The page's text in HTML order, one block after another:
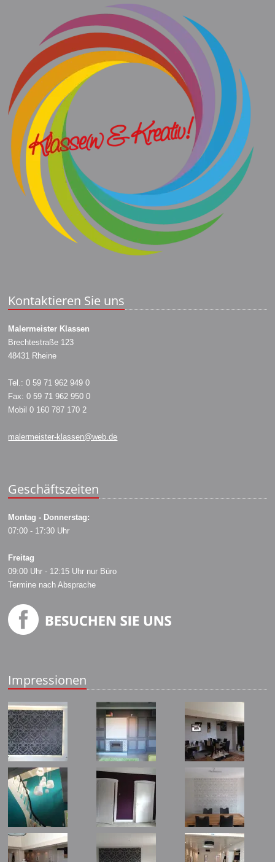
Kontaktieren Sie uns
Malermeister Klassen
Brechtestraße 123
48431 Rheine
Tel.: 0 59 71 962 949 0
Fax: 0 59 71 962 950 0
Mobil 0 160 787 170 2
malermeister-klassen@web.de
Geschäftszeiten
Montag - Donnerstag:
07:00 - 17:30 Uhr
Freitag
09:00 Uhr - 12:15 Uhr nur Büro
Termine nach Absprache
Impressionen